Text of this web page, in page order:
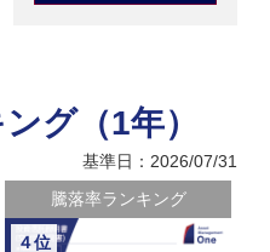
グ（1年）
基準日：2026/07/31
騰落率ランキング
４位